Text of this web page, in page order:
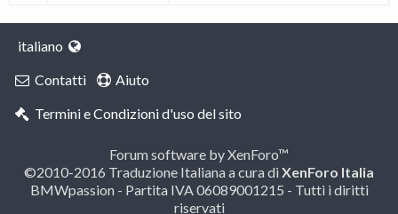
italiano
Contatti
Aiuto
Termini e Condizioni d'uso del sito
Forum software by XenForo™
©2010-2016 Traduzione Italiana a cura diXenForo Italia
BMWpassion - Partita IVA 06089001215 - Tutti i diritti
riservati